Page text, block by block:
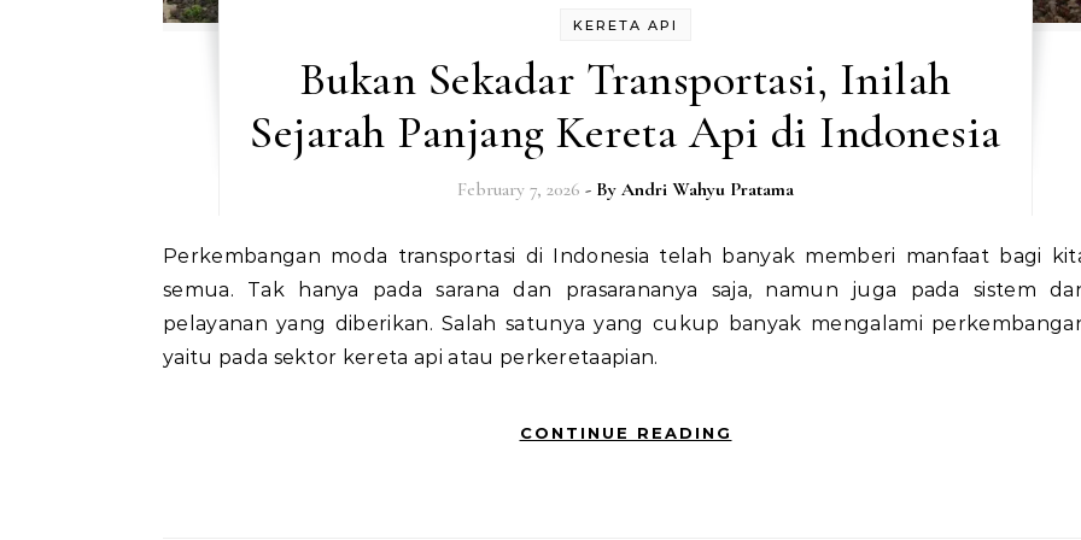
KERETA API
Bukan Sekadar Transportasi, Inilah
Sejarah Panjang Kereta Api di Indonesia
February 7, 2026 - By Andri Wahyu Pratama
Perkembangan moda transportasi di Indonesia telah banyak memberi manfaat bagi kita
semua. Tak hanya pada sarana dan prasarananya saja, namun juga pada sistem
pelayanan yang diberikan. Salah satunya yang cukup banyak mengalami
yaitu pada sektor kereta api atau perkeretaapian.
CONTINUE READING